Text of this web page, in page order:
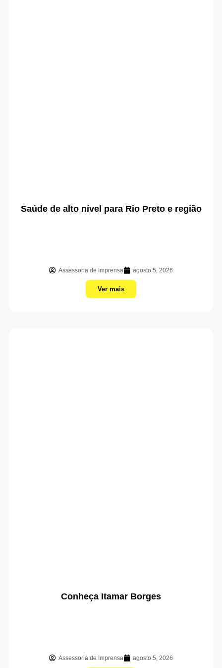
Saúde de alto nível para Rio Preto e região
Assessoria de Imprensa agosto 5, 2026
Ver mais
Conheça Itamar Borges
Assessoria de Imprensa agosto 5, 2026